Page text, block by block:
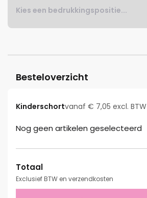
Kies een bedrukkingspositie...
Besteloverzicht
Kinderschortvanaf € 7,05 excl. BTW
Nog geen artikelen geselecteerd
Totaal
Exclusief BTW en verzendkosten